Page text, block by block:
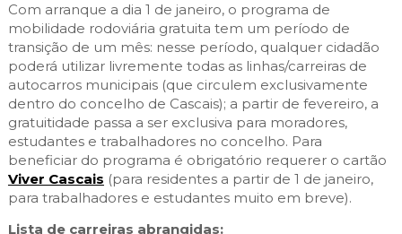
Com arranque a dia 1 de janeiro, o programa de
mobilidade rodoviária gratuita tem um período de
transição de um mês: nesse período, qualquer cidadão
poderá utilizar livremente todas as linhas/carreiras de
autocarros municipais (que circulem exclusivamente
dentro do concelho de Cascais); a partir de fevereiro, a
gratuitidade passa a ser exclusiva para moradores,
estudantes e trabalhadores no concelho. Para
Viver Cascais (para residentes a partir de 1 de janeiro,
para trabalhadores e estudantes muito em breve).
Lista de carreiras abrangidas: